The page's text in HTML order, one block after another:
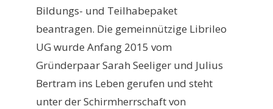
Bildungs- und Teilhabepaket
beantragen. Die gemeinnützige Librileo
UG wurde Anfang 2015 vom
Gründerpaar Sarah Seeliger und Julius
Bertram ins Leben gerufen und steht
unter der Schirmherrschaft von